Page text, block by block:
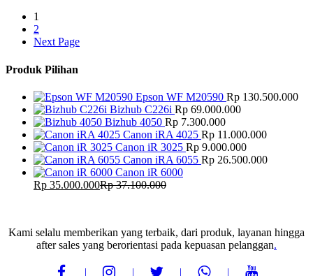
1
2
Next Page
Produk Pilihan
Epson WF M20590 Rp 130.500.000
Bizhub C226i Rp 69.000.000
Bizhub 4050 Rp 7.300.000
Canon iRA 4025 Rp 11.000.000
Canon iR 3025 Rp 9.000.000
Canon iRA 6055 Rp 26.500.000
Canon iR 6000
Rp 35.000.000Rp37.100.000
Kami selalu memberikan yang terbaik, dari produk, layanan hingga
after sales yang berorientasi pada kepuasan pelanggan.